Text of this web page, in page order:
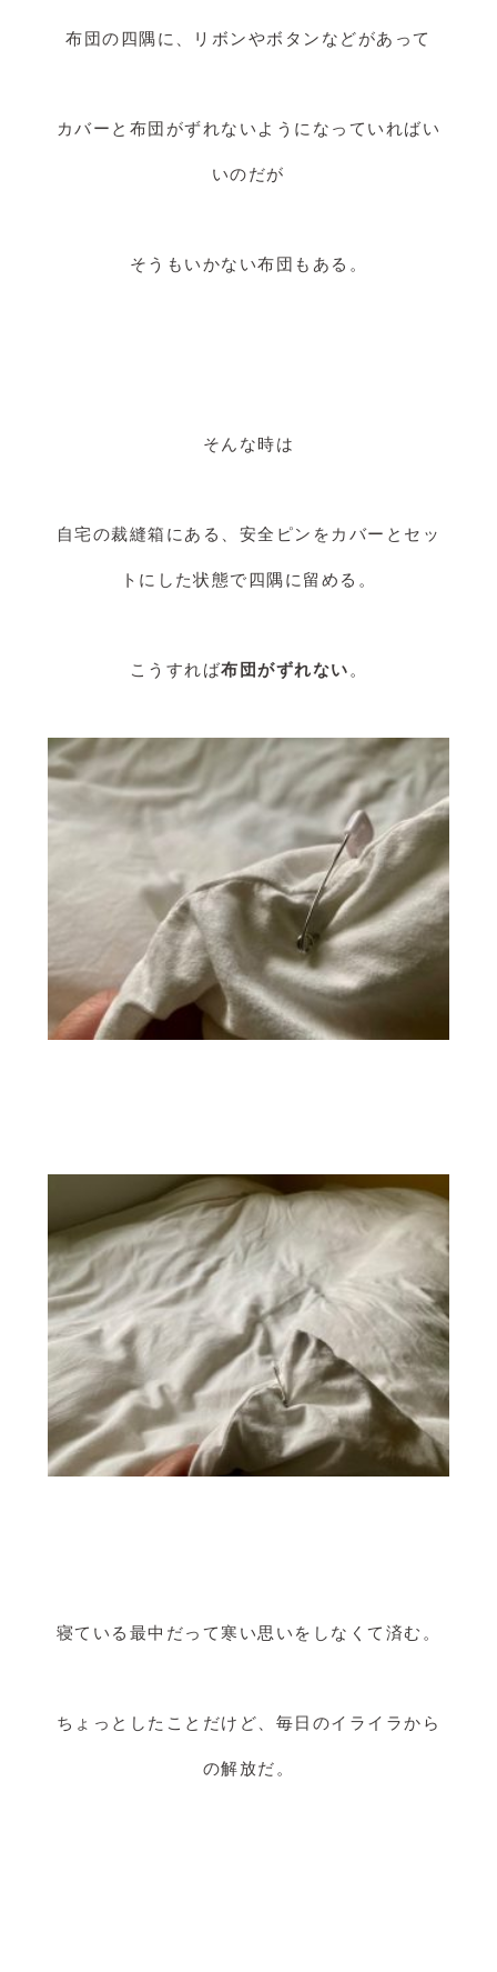
布団の四隅に、リボンやボタンなどがあって
カバーと布団がずれないようになっていればい
いのだが
そうもいかない布団もある。
そんな時は
自宅の裁縫箱にある、安全ピンをカバーとセッ
トにした状態で四隅に留める。
こうすれば布団がずれない 。
寝ている最中だって寒い思いをしなくて済む。
ちょっとしたことだけど、毎日のイライラから
の解放だ。